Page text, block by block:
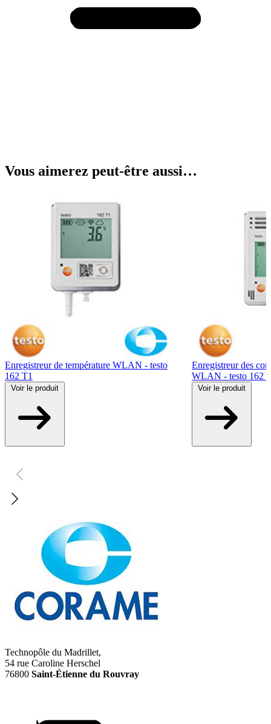
Vous aimerez peut-être aussi…
Enregistreur de température WLAN - testo
162 T1
Voir le produit
Enregistreur des
WLAN - testo 162
Voirle produit
Technopôle du Madrillet,
54 rue Caroline Herschel
76800 Saint-Étienne du Rouvray